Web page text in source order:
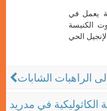
يعمل في
الكنيسة
إلى الراهبات الشابات
الكاثوليكية في مدريد